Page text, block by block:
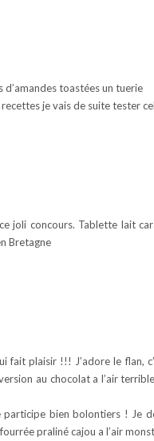
d’amandes toastées un tuerie
je vais de suite tester
joli concours. Tablette lait
Bretagne
fait plaisir !!! J’adore le flan,
au chocolat a l’air
participe bien bolontiers ! Je
praliné cajou a l’air